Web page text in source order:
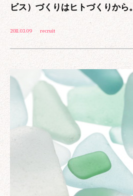
ビス）づくりはヒトづくりから。
2011.03.09 recruit